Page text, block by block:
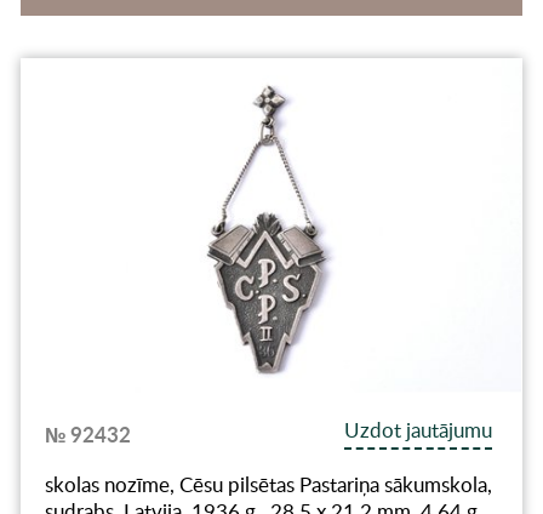
№ 92432
Uzdot jautājumu
skolas nozīme, Cēsu pilsētas Pastariņa sākumskola,